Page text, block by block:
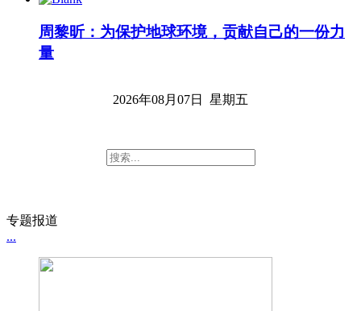
周黎昕：为保护地球环境，贡献自己的一份力
量
2026年08月07日 星期五
专题报道
...